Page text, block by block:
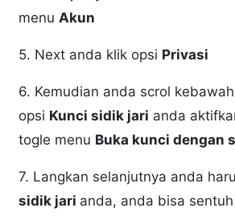
menuAkun
5. Next anda klik opsi Privasi
6. Kemudian anda scrol
opsi Kunci sidik jari anda
togle menu Buka kunci dengan
7. Langkan selanjutnya anda
sidik jari anda, anda bisa